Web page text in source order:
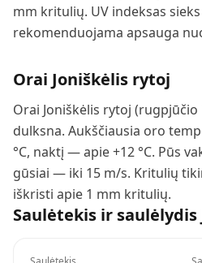
mm kritulių. UV indeksas
rekomenduojama apsauga
Orai Joniškėlis rytoj
Orai Joniškėlis rytoj
dulksna. Aukščiausia oro
°C, naktį — apie +12 °C. Pūs
gūsiai — iki 15 m/s. Kritulių
iškristi apie 1 mm kritulių.
Saulėtekis ir saulėlydis